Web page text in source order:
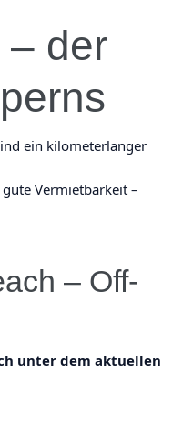
– der
ein kilometerlanger
Vermietbarkeit –
– Off-
unter dem aktuellen